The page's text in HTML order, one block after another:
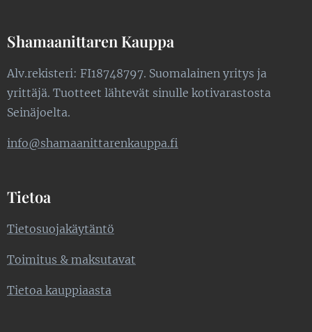
Shamaanittaren Kauppa
Alv.rekisteri: FI18748797. Suomalainen yritys ja
yrittäjä. Tuotteet lähtevät sinulle kotivarastosta
Seinäjoelta.
info@shamaanittarenkauppa.fi
Tietoa
Tietosuojakäytäntö
Toimitus & maksutavat
Tietoa kauppiaasta